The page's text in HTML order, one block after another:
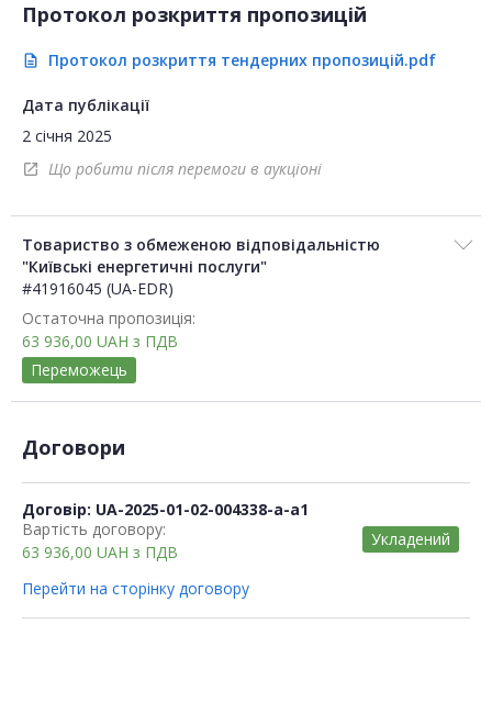
Протокол розкриття пропозицій
description Протокол розкриття тендерних пропозицій.pdf
Дата публікації
2 січня 2025
open_in_new Що робити після перемоги в аукціоні
Товариство з обмеженою відповідальністю
"Київські енергетичні послуги"
#41916045 (UA-EDR)
Остаточна пропозиція:
63 936,00 UAH з ПДВ
Переможець
Договори
Договір: UA-2025-01-02-004338-a-a1
Вартість договору:
63 936,00 UAH з ПДВ
Укладений
Перейти на сторінку договору